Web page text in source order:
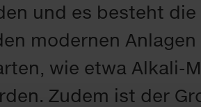
und es besteht
modernen
wie etwa Alkali-
Zudem ist der